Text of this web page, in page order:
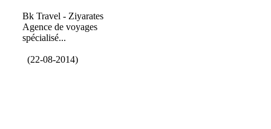
Bk Travel - Ziyarates
Agence de voyages
spécialisé...
(22-08-2014)